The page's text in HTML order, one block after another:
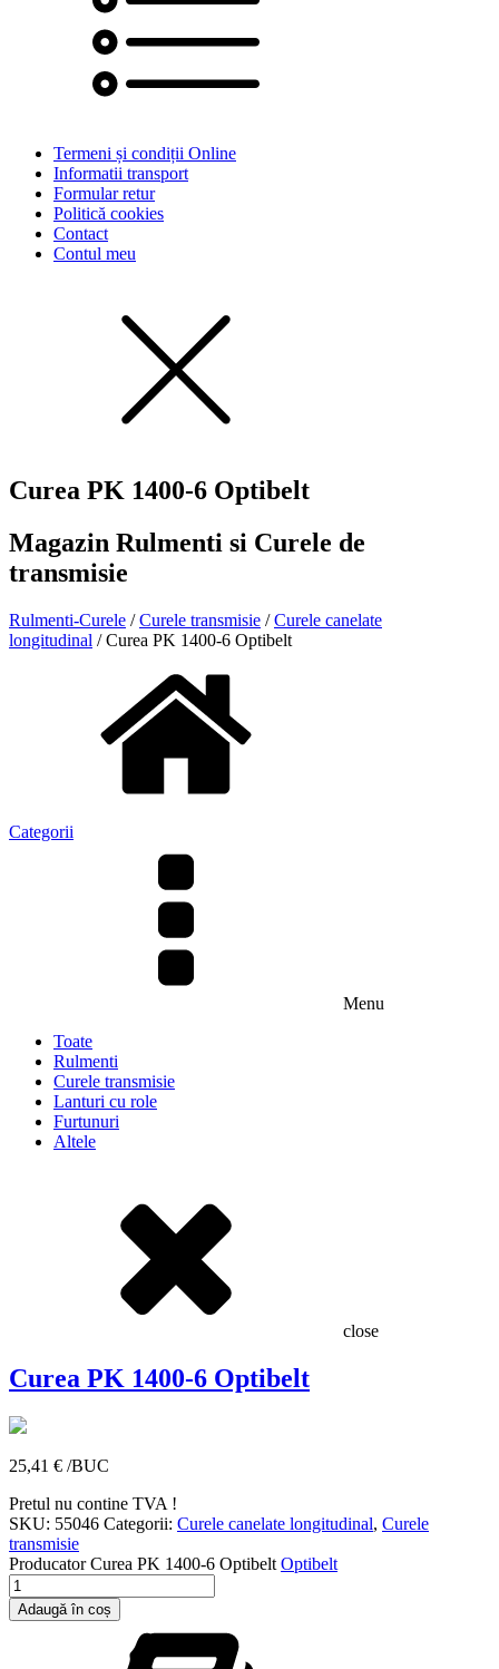
Termeni și condiții Online
Informatii transport
Formular retur
Politică cookies
Contact
Contul meu
Curea PK 1400-6 Optibelt
Magazin Rulmenti si Curele de
transmisie
Rulmenti-Curele /Curele transmisie /Curele canelate
longitudinal / Curea PK 1400-6 Optibelt
Categorii
Menu
Toate
Rulmenti
Curele transmisie
Lanturi cu role
Furtunuri
Altele
close
Curea PK 1400-6 Optibelt
25,41 € /BUC
Pretul nu contine TVA !
SKU: 55046 Categorii: Curele canelate longitudinal, Curele
transmisie
ProducatorCurea PK 1400-6 Optibelt Optibelt
Cantitate
Curea
PK
Adaugă în coș